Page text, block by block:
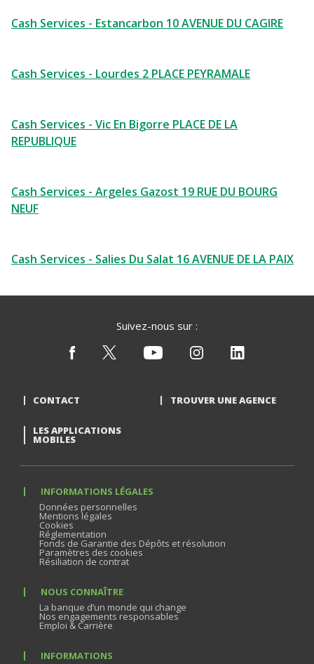
Cash Services - Estancarbon 10 AVENUE DU CAGIRE
Cash Services - Lourdes 2 PLACE PEYRAMALE
Cash Services - Vic En Bigorre PLACE DE LA
REPUBLIQUE
Cash Services - Argeles Gazost 19 RUE DU BOURG
NEUF
Cash Services - Salies Du Salat 16 AVENUE DE LA PAIX
Suivez-nous sur :
CONTACT TROUVER UNE AGENCE
LES APPLICATIONS
MOBILES
INFORMATIONS LÉGALES
Données personnelles
Mentions légales
Cookies
Réglementation
Fonds de Garantie des Dépôts et résolution
Paramètres des cookies
Résiliation de contrat
NOUS CONNAÎTRE
La banque d’un monde qui change
Nos engagements responsables
Emploi & Carrière
INFORMATIONS